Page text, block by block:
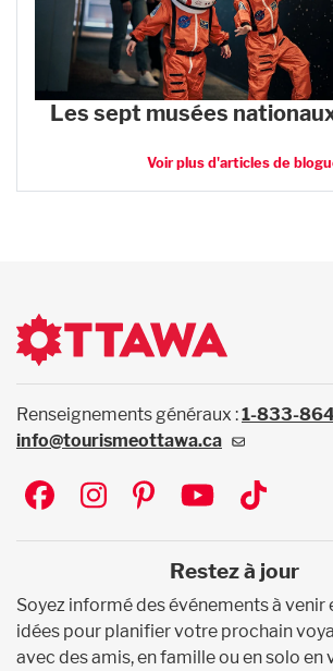
Les sept musées
Voir plus d'articles de
Renseignements généraux :1-833-
info@tourismeottawa.ca
Social
Restez à jour
Soyez informé des événements à venir
idées pour planifier votre prochain
avec des amis, en famille ou en solo en